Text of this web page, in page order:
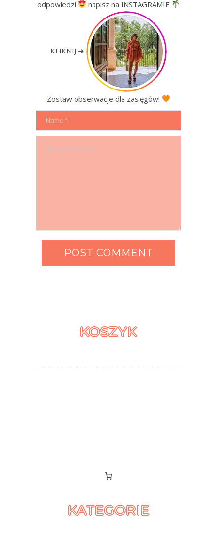
odpowiedzi napisz na INSTAGRAMIE
KLIKNIJ ➜
Zostaw obserwacje dla zasięgów!
KOSZYK
KATEGORIE